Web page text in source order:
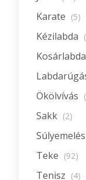
Karate (5)
Kézilabda
Kosárlabda
Ökölvívás
Sakk (2)
Súlyemelés
Teke (92)
Tenisz (4)